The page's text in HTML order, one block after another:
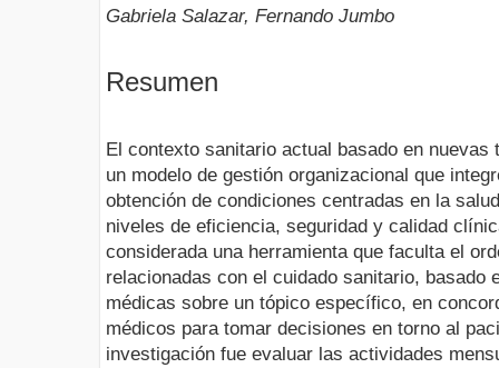
Gabriela Salazar, Fernando Jumbo
Resumen
El contexto sanitario actual basado en
un modelo de gestión organizacional que
obtención de condiciones centradas en la
niveles de eficiencia, seguridad y calidad
considerada una herramienta que faculta el
relacionadas con el cuidado sanitario, basado
médicas sobre un tópico específico, en
médicos para tomar decisiones en torno al
investigación fue evaluar las actividades